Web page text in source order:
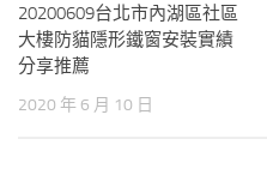
20200609台北市內湖區社區
大樓防貓隱形鐵窗安裝實績
分享推薦
2020 年 6 月 10 日